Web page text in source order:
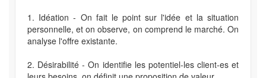
1. Idéation - On fait le point sur l'idée et la situation
personnelle, et on observe, on comprend le marché. On
analyse l'offre existante.
2. Désirabilité - On identifie les potentiel-les client-es et